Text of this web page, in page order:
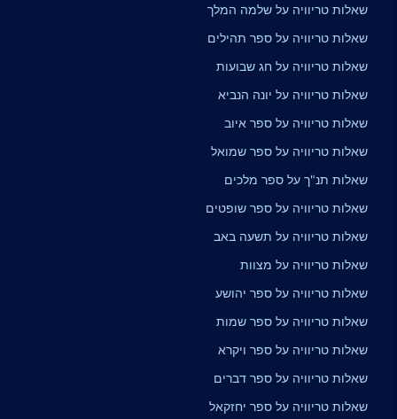
שאלות טריוויה על שלמה המלך
שאלות טריוויה על ספר תהילים
שאלות טריוויה על חג שבועות
שאלות טריוויה על יונה הנביא
שאלות טריוויה על ספר איוב
שאלות טריוויה על ספר שמואל
שאלות תנ"ך על ספר מלכים
שאלות טריוויה על ספר שופטים
שאלות טריוויה על תשעה באב
שאלות טריוויה על מצוות
שאלות טריוויה על ספר יהושע
שאלות טריוויה על ספר שמות
שאלות טריוויה על ספר ויקרא
שאלות טריוויה על ספר דברים
שאלות טריוויה על ספר יחזקאל